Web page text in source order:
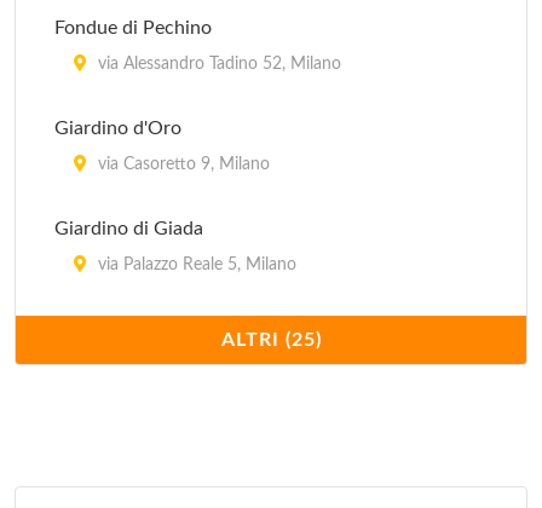
Fondue di Pechino
via Alessandro Tadino 52, Milano
Giardino d'Oro
via Casoretto 9, Milano
Giardino di Giada
via Palazzo Reale 5, Milano
via Giovanni Schiapparelli 5, Milano
ALTRI (25)